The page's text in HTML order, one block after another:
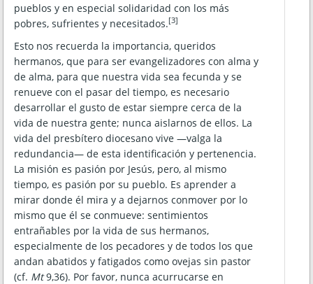
pueblos y en especial solidaridad con los más
pobres, sufrientes y necesitados.[3]
Esto nos recuerda la importancia, queridos
hermanos, que para ser evangelizadores con alma y
de alma, para que nuestra vida sea fecunda y se
renueve con el pasar del tiempo, es necesario
desarrollar el gusto de estar siempre cerca de la
vida de nuestra gente; nunca aislarnos de ellos. La
vida del presbítero diocesano vive —valga la
redundancia— de esta identificación y pertenencia.
La misión es pasión por Jesús, pero, al mismo
tiempo, es pasión por su pueblo. Es aprender a
mirar donde él mira y a dejarnos conmover por lo
mismo que él se conmueve: sentimientos
entrañables por la vida de sus hermanos,
especialmente de los pecadores y de todos los que
andan abatidos y fatigados como ovejas sin pastor
(cf. Mt9,36). Por favor, nunca acurrucarse en